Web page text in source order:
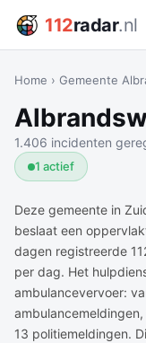
112radar.nl
Home › Gemeente
1.406 incidenten
1 actief
Deze gemeente in
beslaat een
dagen registreerde
per dag. Het
ambulancevervoer:
13 politiemeldingen.